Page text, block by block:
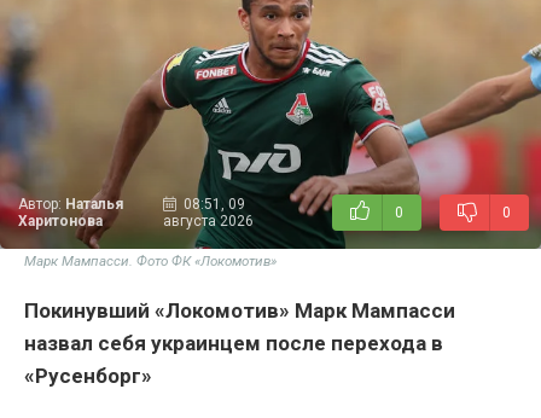
Автор: Наталья
Харитонова
08:51, 09
августа 2026
0 0
Марк Мампасси. Фото ФК «Локомотив»
Покинувший «Локомотив» Марк Мампасси
назвал себя украинцем после перехода в
«Русенборг»